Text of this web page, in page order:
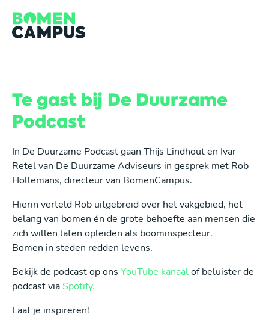
Te gast bij De Duurzame
Podcast
In De Duurzame Podcast gaan Thijs Lindhout en Ivar
Retel van De Duurzame Adviseurs in gesprek met Rob
Hollemans, directeur van BomenCampus.
Hierin verteld Rob uitgebreid over het vakgebied, het
belang van bomen én de grote behoefte aan mensen die
zich willen laten opleiden als boominspecteur.
Bomen in steden redden levens.
Bekijk de podcast op ons YouTube kanaalof beluister de
podcast via Spotify.
Laat je inspireren!